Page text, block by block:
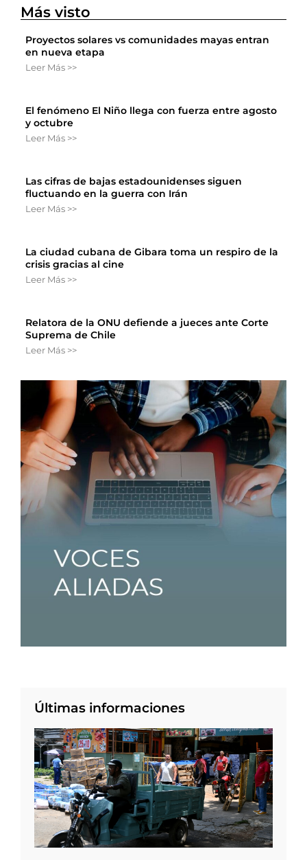
Más visto
Proyectos solares vs comunidades mayas entran
en nueva etapa
Leer Más >>
El fenómeno El Niño llega con fuerza entre agosto
y octubre
Leer Más >>
Las cifras de bajas estadounidenses siguen
fluctuando en la guerra con Irán
Leer Más >>
La ciudad cubana de Gibara toma un respiro de la
crisis gracias al cine
Leer Más >>
Relatora de la ONU defiende a jueces ante Corte
Suprema de Chile
Leer Más >>
Últimas informaciones